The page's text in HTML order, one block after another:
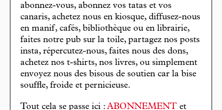
abonnez-vous, abonnez vos tatas et vos
canaris, achetez nous en kiosque, diffusez-nous
en manif, cafés, bibliothèque ou en librairie,
faites notre pub sur la toile, partagez nos posts
insta, répercutez-nous, faites nous des dons,
achetez nos t-shirts, nos livres, ou simplement
envoyez nous des bisous de soutien car la bise
souffle, froide et pernicieuse.
Tout cela se passe ici : ABONNEMENT et